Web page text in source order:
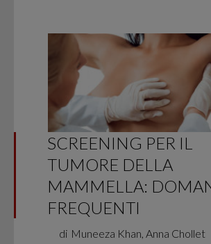
SCREENING PER IL
TUMORE DELLA
MAMMELLA:
FREQUENTI
di Muneeza Khan, Anna Chollet